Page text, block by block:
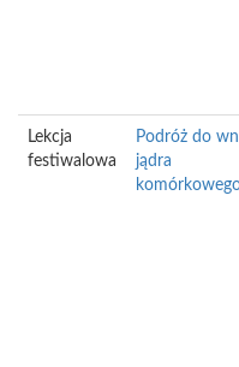
Lekcja
festiwalowa
Podróż do
jądra